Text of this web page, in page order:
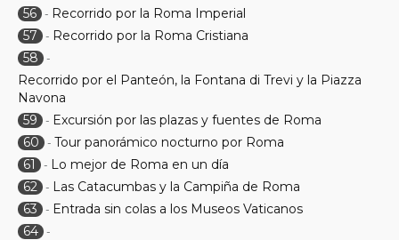
56 - Recorrido por la Roma Imperial
57
- Recorrido por la Roma Cristiana
58
-
Recorrido por el Panteón, la Fontana di Trevi y la Piazza
Navona
59
- Excursión por las plazas y fuentes de Roma
60
- Tour panorámico nocturno por Roma
61
- Lo mejor de Roma en un día
62 - Las Catacumbas y la Campiña de Roma
63
- Entrada sin colas a los Museos Vaticanos
64 -